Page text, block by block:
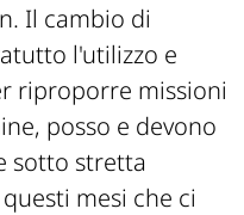
Il cambio di
l'utilizzo e
riproporre missioni
posso e devono
sotto stretta
mesi che ci